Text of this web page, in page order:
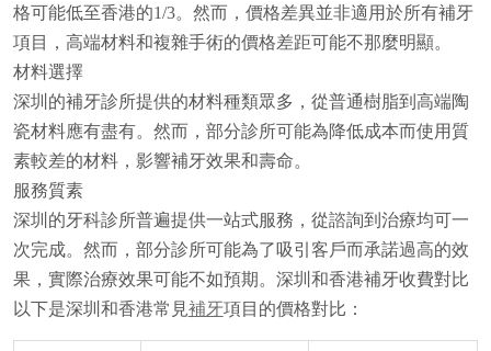
格可能低至香港的1/3。然而，價格差異並非適用於所有補牙
項目，高端材料和複雜手術的價格差距可能不那麼明顯。
材料選擇
深圳的補牙診所提供的材料種類眾多，從普通樹脂到高端陶
瓷材料應有盡有。然而，部分診所可能為降低成本而使用質
素較差的材料，影響補牙效果和壽命。
服務質素
深圳的牙科診所普遍提供一站式服務，從諮詢到治療均可一
次完成。然而，部分診所可能為了吸引客戶而承諾過高的效
果，實際治療效果可能不如預期。深圳和香港補牙收費對比
以下是深圳和香港常見補牙項目的價格對比：